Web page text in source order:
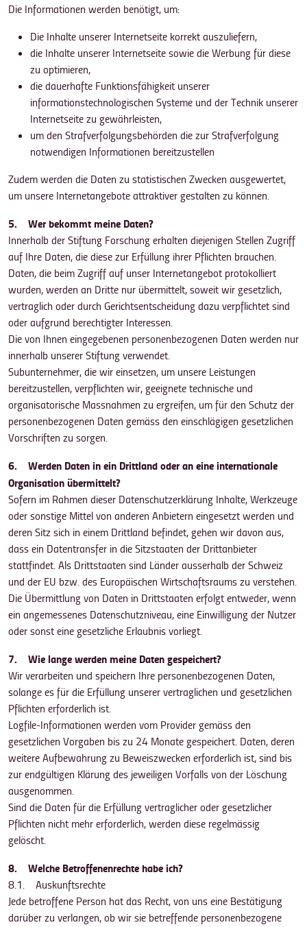
Die Informationen werden benötigt, um:
Die Inhalte unserer Internetseite korrekt auszuliefern,
die Inhalte unserer Internetseite sowie die Werbung für diese
zu optimieren,
die dauerhafte Funktionsfähigkeit unserer
informationstechnologischen Systeme und der Technik unserer
Internetseite zu gewährleisten,
um den Strafverfolgungsbehörden die zur Strafverfolgung
notwendigen Informationen bereitzustellen
Zudem werden die Daten zu statistischen Zwecken ausgewertet,
um unsere Internetangebote attraktiver gestalten zu können.
5. Wer bekommt meine Daten?
Innerhalb der Stiftung Forschung erhalten diejenigen Stellen Zugriff
auf Ihre Daten, die diese zur Erfüllung ihrer Pflichten brauchen.
Daten, die beim Zugriff auf unser Internetangebot protokolliert
wurden, werden an Dritte nur übermittelt, soweit wir gesetzlich,
vertraglich oder durch Gerichtsentscheidung dazu verpflichtet sind
oder aufgrund berechtigter Interessen.
Die von Ihnen eingegebenen personenbezogenen Daten werden nur
innerhalb unserer Stiftung verwendet.
Subunternehmer, die wir einsetzen, um unsere Leistungen
bereitzustellen, verpflichten wir, geeignete technische und
organisatorische Massnahmen zu ergreifen, um für den Schutz der
personenbezogenen Daten gemäss den einschlägigen gesetzlichen
Vorschriften zu sorgen.
6. Werden Daten in ein Drittland oder an eine internationale
Organisation übermittelt?
Sofern im Rahmen dieser Datenschutzerklärung Inhalte, Werkzeuge
oder sonstige Mittel von anderen Anbietern eingesetzt werden und
deren Sitz sich in einem Drittland befindet, gehen wir davon aus,
dass ein Datentransfer in die Sitzstaaten der Drittanbieter
stattfindet. Als Drittstaaten sind Länder ausserhalb der Schweiz
und der EU bzw. des Europäischen Wirtschaftsraums zu verstehen.
Die Übermittlung von Daten in Drittstaaten erfolgt entweder, wenn
ein angemessenes Datenschutzniveau, eine Einwilligung der Nutzer
oder sonst eine gesetzliche Erlaubnis vorliegt.
7. Wie lange werden meine Daten gespeichert?
Wir verarbeiten und speichern Ihre personenbezogenen Daten,
solange es für die Erfüllung unserer vertraglichen und gesetzlichen
Pflichten erforderlich ist.
Logfile-Informationen werden vom Provider gemäss den
gesetzlichen Vorgaben bis zu 24 Monate gespeichert. Daten, deren
weitere Aufbewahrung zu Beweiszwecken erforderlich ist, sind bis
zur endgültigen Klärung des jeweiligen Vorfalls von der Löschung
ausgenommen.
Sind die Daten für die Erfüllung vertraglicher oder gesetzlicher
Pflichten nicht mehr erforderlich, werden diese regelmässig
gelöscht.
8. Welche Betroffenenrechte habe ich?
8.1. Auskunftsrechte
Jede betroffene Person hat das Recht, von uns eine Bestätigung
darüber zu verlangen, ob wir sie betreffende personenbezogene